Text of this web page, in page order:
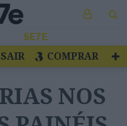
SE7E
SAIR
COMPRAR
NOS